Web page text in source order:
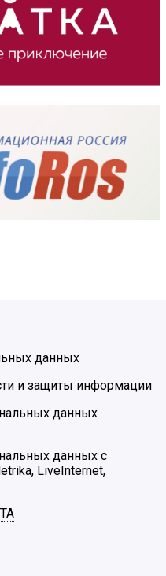
данных
и защиты информации
данных
данных с
LiveInternet,